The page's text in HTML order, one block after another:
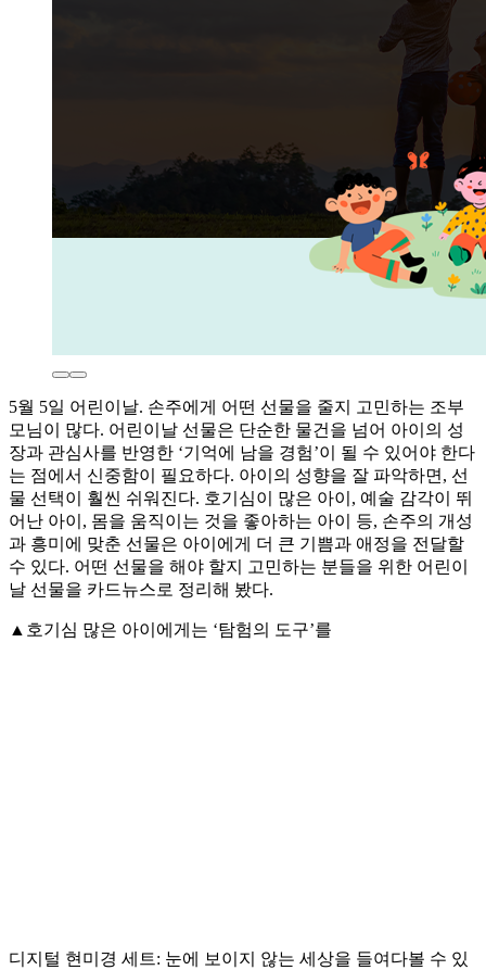
5월 5일 어린이날. 손주에게 어떤 선물을 줄지 고민하는 조부
모님이 많다. 어린이날 선물은 단순한 물건을 넘어 아이의 성
장과 관심사를 반영한 ‘기억에 남을 경험’이 될 수 있어야 한다
는 점에서 신중함이 필요하다. 아이의 성향을 잘 파악하면, 선
물 선택이 훨씬 쉬워진다. 호기심이 많은 아이, 예술 감각이 뛰
어난 아이, 몸을 움직이는 것을 좋아하는 아이 등, 손주의 개성
과 흥미에 맞춘 선물은 아이에게 더 큰 기쁨과 애정을 전달할
수 있다. 어떤 선물을 해야 할지 고민하는 분들을 위한 어린이
날 선물을 카드뉴스로 정리해 봤다.
▲호기심 많은 아이에게는 ‘탐험의 도구’를
디지털 현미경 세트: 눈에 보이지 않는 세상을 들여다볼 수 있